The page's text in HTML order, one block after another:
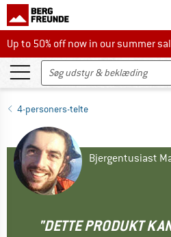
Up to 50% off now in our summer sale
Up to 50% off now in our summer
4-personers-telte
Bjergentusiast
"DETTE PRODUKT